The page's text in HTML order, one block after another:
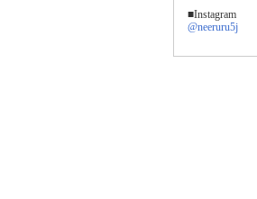
■Instagram
@neeruru5j